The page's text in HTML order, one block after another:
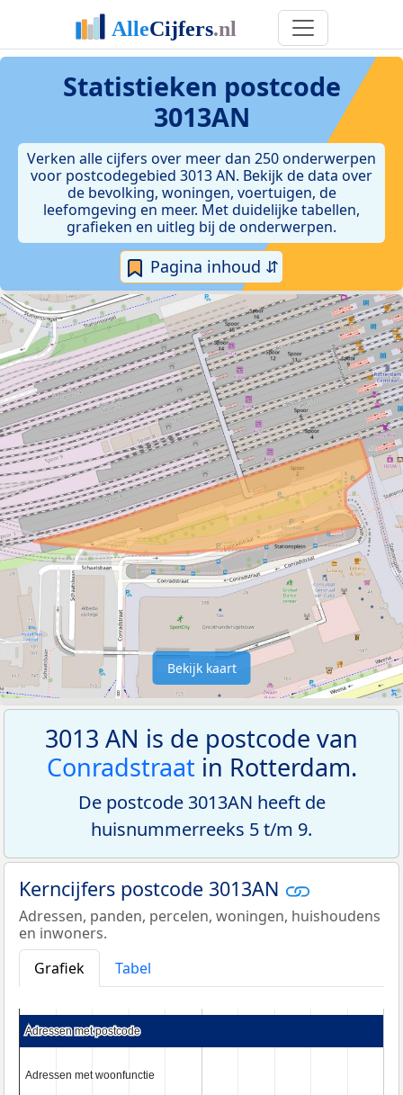
Statistieken postcode
3013AN
Verken alle cijfers over meer dan 250 onderwerpen
voor postcodegebied 3013 AN. Bekijk de data over
de bevolking, woningen, voertuigen, de
leefomgeving en meer. Met duidelijke tabellen,
grafieken en uitleg bij de onderwerpen.
Pagina inhoud ⇵
Bekijk kaart
3013 AN is de postcode van
Conradstraatin Rotterdam.
De postcode 3013AN heeft de
huisnummerreeks 5 t/m 9.
Kerncijfers postcode 3013AN
Adressen, panden, percelen, woningen, huishoudens
en inwoners.
Grafiek
Tabel
Adressen met postcode
Adressen met postcode
Adressen met woonfunctie
Adressen met woonfunctie